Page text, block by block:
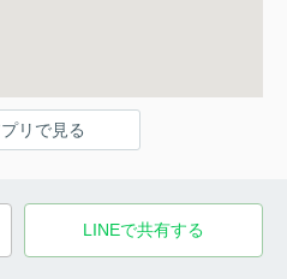
リで見る
LINEで共有する